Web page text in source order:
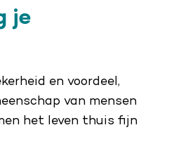
je
en voordeel,
van mensen
het leven thuis fijn